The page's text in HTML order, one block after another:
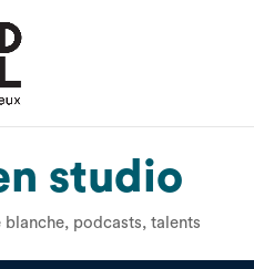
studio
blanche, podcasts,talents